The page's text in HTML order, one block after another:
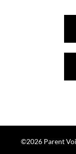
©2026 Parent